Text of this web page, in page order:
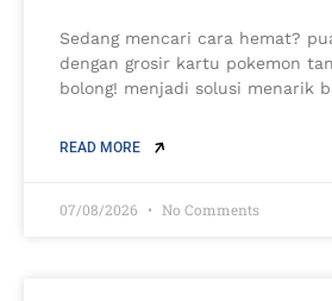
Sedang mencari cara hemat?
dengan grosir kartu pokemon
bolong! menjadi solusi menarik
READ MORE
07/08/2026 No Comments